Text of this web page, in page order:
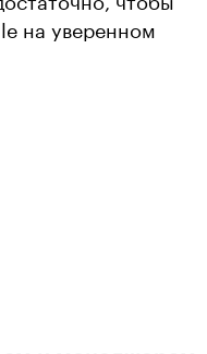
на уверенном